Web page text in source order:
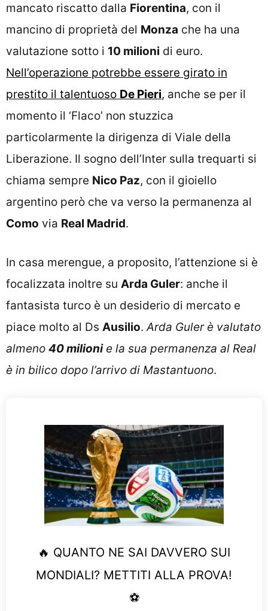
mancato riscatto dalla Fiorentina, con il
mancino di proprietà del Monza che ha una
valutazione sotto i 10 milioni di euro.
Nell’operazione potrebbe essere girato in
prestito il talentuoso De Pieri, anche se per il
momento il ‘Flaco’ non stuzzica
particolarmente la dirigenza di Viale della
Liberazione. Il sogno dell’Inter sulla trequarti si
chiama sempre Nico Paz, con il gioiello
argentino però che va verso la permanenza al
Como via Real Madrid.
In casa merengue, a proposito, l’attenzione si è
focalizzata inoltre su Arda Guler: anche il
fantasista turco è un desiderio di mercato e
piace molto al Ds Ausilio.Arda Guler è valutato
almeno 40 milionie la sua permanenza al Real
è in bilico dopo l’arrivo di Mastantuono.
🔥 QUANTO NE SAI DAVVERO SUI
MONDIALI? METTITI ALLA PROVA!
⚽